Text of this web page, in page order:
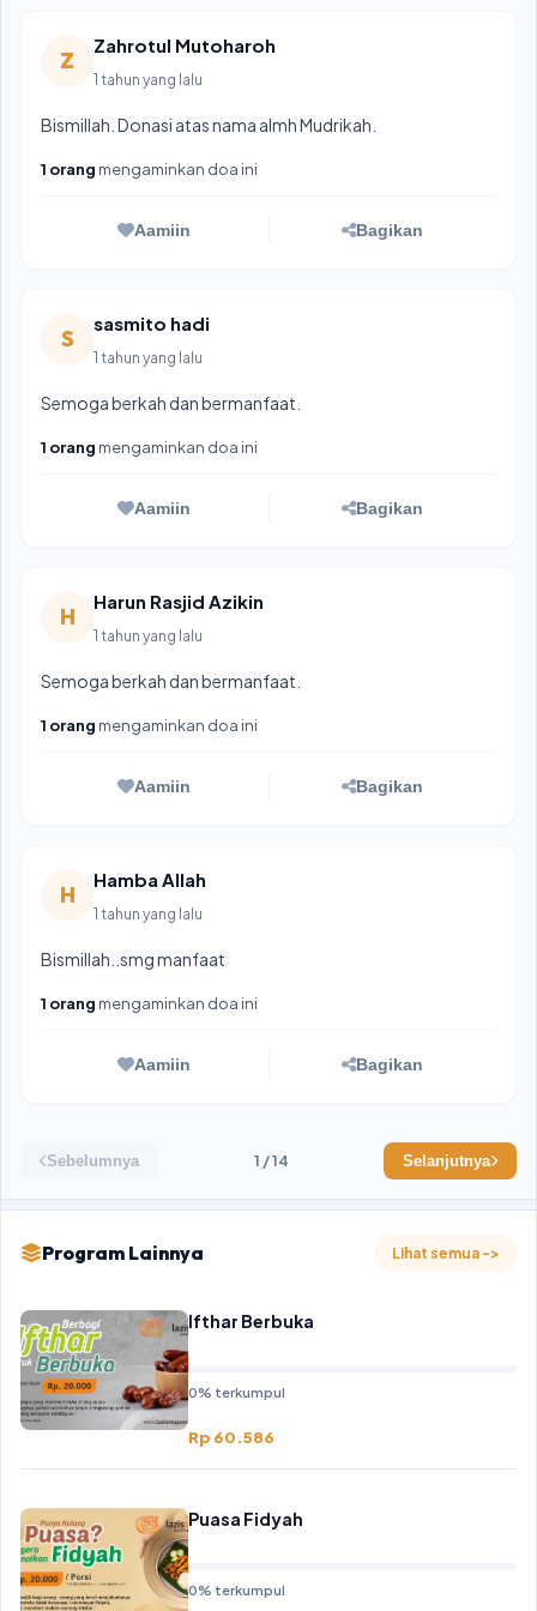
Z
Zahrotul Mutoharoh
1 tahun yang lalu
Bismillah. Donasi atas nama almh Mudrikah.
1 orang mengaminkan doa ini
Aamiin Bagikan
S
sasmito hadi
1 tahun yang lalu
Semoga berkah dan bermanfaat.
1 orang mengaminkan doa ini
Aamiin Bagikan
H
Harun Rasjid Azikin
1 tahun yang lalu
Semoga berkah dan bermanfaat.
1 orang mengaminkan doa ini
Aamiin Bagikan
H
Hamba Allah
1 tahun yang lalu
Bismillah..smg manfaat
1 orang mengaminkan doa ini
Aamiin Bagikan
Sebelumnya 1 / 14 Selanjutnya
Program Lainnya Lihat semua ->
Ifthar Berbuka
0% terkumpul
Rp 60.586
Puasa Fidyah
0% terkumpul